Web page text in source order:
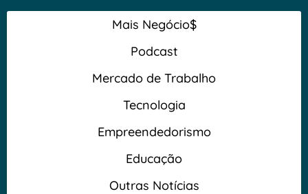
Mais Negócio$
Podcast
Mercado de Trabalho
Tecnologia
Empreendedorismo
Educação
Outras Notícias